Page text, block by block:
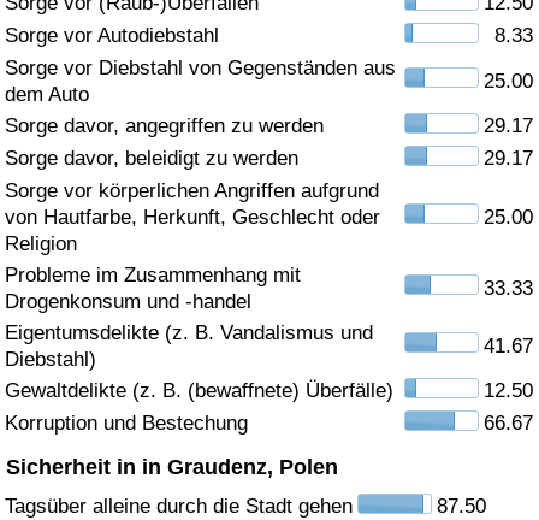
Sorge vor Autodiebstahl
8.33
Sorge vor Diebstahl von Gegenständen aus
dem Auto
25.00
Sorge davor, angegriffen zu werden
29.17
Sorge davor, beleidigt zu werden
29.17
Sorge vor körperlichen Angriffen aufgrund
von Hautfarbe, Herkunft, Geschlecht oder
Religion
25.00
Probleme im Zusammenhang mit
Drogenkonsum und -handel
33.33
Eigentumsdelikte (z. B. Vandalismus und
Diebstahl)
41.67
Gewaltdelikte (z. B. (bewaffnete) Überfälle)
12.50
Korruption und Bestechung
66.67
Sicherheit in in Graudenz, Polen
Tagsüber alleine durch die Stadt gehen 87.50
Gesundheitsversorgung
Gesundheitsversorgungs-Index (aktuell)
Gesundheitsversorgungs-Index
Gesundheitsversorgungs-Index nach Land
Umweltverschmutzung
Umweltverschmutzungs-Index (aktuell)
Verschmutzungsindex
Umweltverschmutzungs-Index nach Land
Verkehr